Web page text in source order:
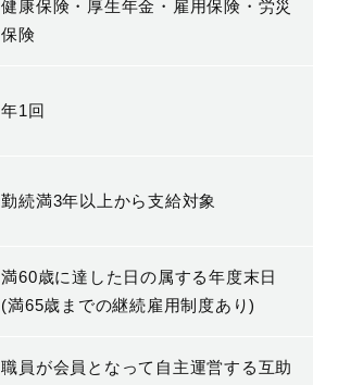
健康保険・厚生年金・雇用保険・労災
保険
年1回
勤続満3年以上から支給対象
満60歳に達した日の属する年度末日
(満65歳までの継続雇用制度あり)
職員が会員となって自主運営する互助